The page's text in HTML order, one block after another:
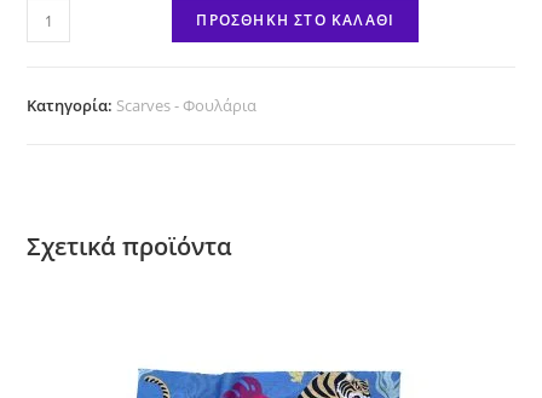
Nutcracker
ποσότητα
ΠΡΟΣΘΉΚΗ ΣΤΟ ΚΑΛΆΘΙ
Κατηγορία: Scarves - Φουλάρια
Σχετικά προϊόντα